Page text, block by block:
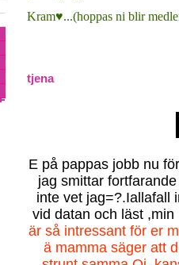
Kram♥...(hoppas ni blir
tjena
E på pappas jobb nu
jag smittar
inte vet jag=?.Iallafall
vid datan och läst
är så intressant för er
ä mamma säger att